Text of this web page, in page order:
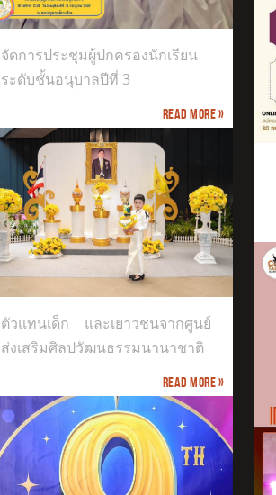
จัดการประชุมผู้ปกครองนักเรียน
ระดับชั้นอนุบาลปีที่ 3
Read more »
ตัวแทนเด็ก และเยาวชนจากศูนย์
ส่งเสริมศิลปวัฒนธรรมนานาชาติ
Read more »
INTERNATIONAL EXCELLENCE MUSIC